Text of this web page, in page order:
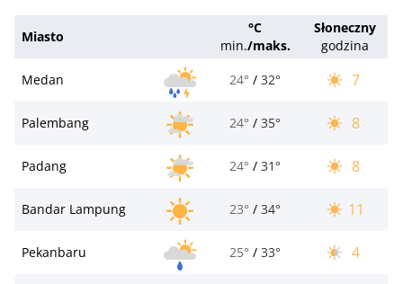
Miasto
°C
min./maks.
Słoneczny
godzina
Medan
24° / 32° 7
Palembang 24° / 35° 8
Padang 24° / 31° 8
Bandar Lampung 23° / 34° 11
Pekanbaru 25° / 33° 4